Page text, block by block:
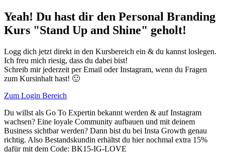
Yeah! Du hast dir den Personal Branding
Kurs "Stand Up and Shine" geholt!
Logg dich jetzt direkt in den Kursbereich ein & du kannst loslegen.
Ich freu mich riesig, dass du dabei bist!
Schreib mir jederzeit per Email oder Instagram, wenn du Fragen
zum Kursinhalt hast! 🙂
Zum Login Bereich
Du willst als Go To Expertin bekannt werden & auf Instagram
wachsen? Eine loyale Community aufbauen und mit deinem
Business sichtbar werden? Dann bist du bei Insta Growth genau
richtig. Also Bestandskundin erhältst du hier nochmal extra 15%
dafür mit dem Code: BK15-IG-LOVE